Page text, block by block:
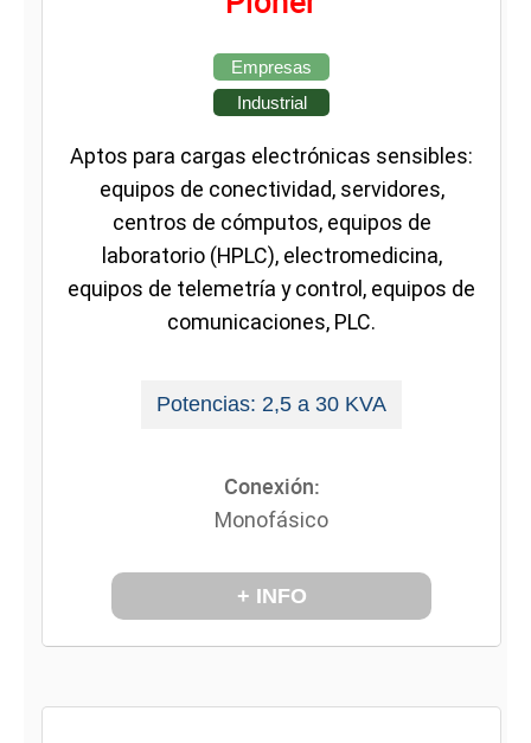
Empresas
Industrial
Aptos para cargas electrónicas sensibles:
equipos de conectividad, servidores,
centros de cómputos, equipos de
laboratorio (HPLC), electromedicina,
equipos de telemetría y control, equipos de
comunicaciones, PLC.
Potencias: 2,5 a 30 KVA
Conexión:
Monofásico
+ INFO